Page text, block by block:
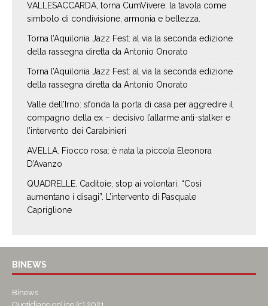
VALLESACCARDA, torna CumVivere: la tavola come
simbolo di condivisione, armonia e bellezza.
Torna l’Aquilonia Jazz Fest: al via la seconda edizione
della rassegna diretta da Antonio Onorato
Torna l’Aquilonia Jazz Fest: al via la seconda edizione
della rassegna diretta da Antonio Onorato
Valle dell’Irno: sfonda la porta di casa per aggredire il
compagno della ex – decisivo l’allarme anti-stalker e
l’intervento dei Carabinieri
AVELLA. Fiocco rosa: è nata la piccola Eleonora
D’Avanzo
QUADRELLE. Caditoie, stop ai volontari: “Così
aumentano i disagi”. L’intervento di Pasquale
Capriglione
BINEWS
Binews